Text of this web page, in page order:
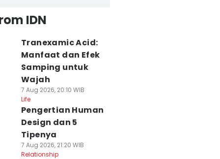
IDN
Tranexamic Acid:
Manfaat dan Efek
Samping untuk
Wajah
7 Aug 2026, 20:10 WIB
Life
Pengertian Human
Design dan 5
Tipenya
7 Aug 2026, 21:20 WIB
Relationship